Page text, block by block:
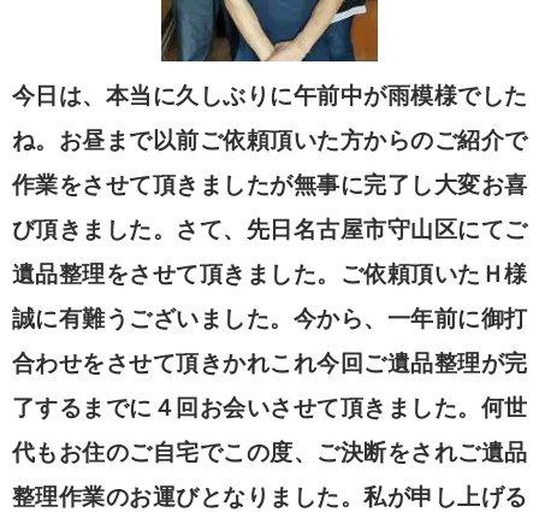
今日は、本当に久しぶりに午前中が雨模様でした
ね。お昼まで以前ご依頼頂いた方からのご紹介で
作業をさせて頂きましたが無事に完了し大変お喜
び頂きました。さて、先日名古屋市守山区にてご
遺品整理をさせて頂きました。ご依頼頂いたＨ様
誠に有難うございました。今から、一年前に御打
合わせをさせて頂きかれこれ今回ご遺品整理が完
了するまでに４回お会いさせて頂きました。何世
代もお住のご自宅でこの度、ご決断をされご遺品
整理作業のお運びとなりました。私が申し上げる